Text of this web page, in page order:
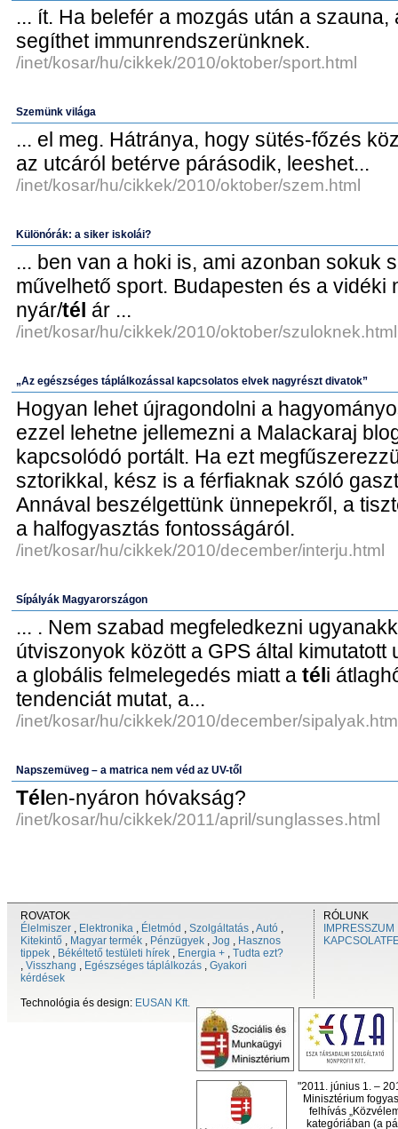
... ít. Ha belefér a mozgás után a
segíthet immunrendszerünknek.
/inet/kosar/hu/cikkek/2010/oktober/sport.html
Szemünk világa
... el meg. Hátránya, hogy sütés-főzés
az utcáról betérve párásodik, leeshet...
/inet/kosar/hu/cikkek/2010/oktober/szem.html
Különórák: a siker iskolái?
... ben van a hoki is, ami azonban sokuk
művelhető sport. Budapesten és a vidéki
nyár/tél ár ...
/inet/kosar/hu/cikkek/2010/oktober/szuloknek.html
„Az egészséges táplálkozással kapcsolatos elvek nagyrészt divatok”
Hogyan lehet újragondolni a
ezzel lehetne jellemezni a Malackaraj
kapcsolódó portált. Ha ezt
sztorikkal, kész is a férfiaknak szóló
Annával beszélgettünk ünnepekről, a
a halfogyasztás fontosságáról.
/inet/kosar/hu/cikkek/2010/december/interju.html
Sípályák Magyarországon
... . Nem szabad megfeledkezni
útviszonyok között a GPS által kimutatott
a globális felmelegedés miatt a téli
tendenciát mutat, a...
/inet/kosar/hu/cikkek/2010/december/
Napszemüveg – a matrica nem véd az UV-től
Télen-nyáron hóvakság?
/inet/kosar/hu/cikkek/2011/april/sunglasses.html
ROVATOK
Élelmiszer , Elektronika , Életmód , Szolgáltatás ,Autó ,
Kitekintő , Magyar termék , Pénzügyek , Jog , Hasznos
tippek , Békéltető testületi hírek , Energia + , Tudta ezt?
, Visszhang , Egészséges táplálkozás , Gyakori
kérdések
Technológia és design: EUSAN Kft.
RÓLUNK
IMPRESSZUM
"2011. június 1. –
Minisztérium
felhívás
kategóriában (a